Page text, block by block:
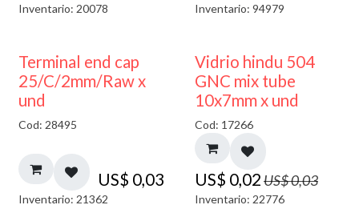
Inventario: 20078 Inventario: 94979
Terminal end cap
25/C/2mm/Raw x
und
Cod: 28495
US$ 0,03
Inventario: 21362
40% DESCUENTO
Vidrio hindu 504
GNC mix tube
10x7mm x und
Cod: 17266
US$ 0,02US$0,03
Inventario: 22776